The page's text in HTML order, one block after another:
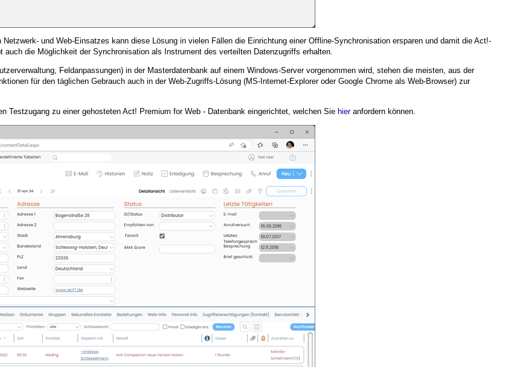
und Web-Einsatzes kann diese Lösung in vielen Fällen die Einrichtung einer Offline-Synchronisation ersparen und damit die Act!-
die Möglichkeit der Synchronisation als Instrument des verteilten Datenzugriffs erhalten.
Feldanpassungen) in der Masterdatenbank auf einem Windows-Server vorgenommen wird, stehen die meisten, aus der
für den täglichen Gebrauch auch in der Web-Zugriffs-Lösung (MS-Internet-Explorer oder Google Chrome als Web-Browser) zur
Testzugang zu einer gehosteten Act! Premium for Web - Datenbank eingerichtet, welchen Sie hieranfordern können.